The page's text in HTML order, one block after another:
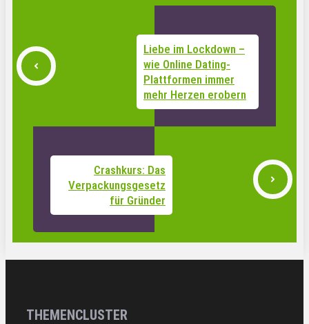
Liebe im Lockdown –
wie Online Dating-
Plattformen immer
mehr Herzen erobern
Crashkurs: Das
Verpackungsgesetz
für Gründer
THEMENCLUSTER